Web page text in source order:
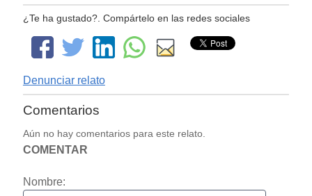
¿Te ha gustado?. Compártelo en las redes sociales
Denunciar relato
Comentarios
Aún no hay comentarios para este relato.
COMENTAR
Nombre: